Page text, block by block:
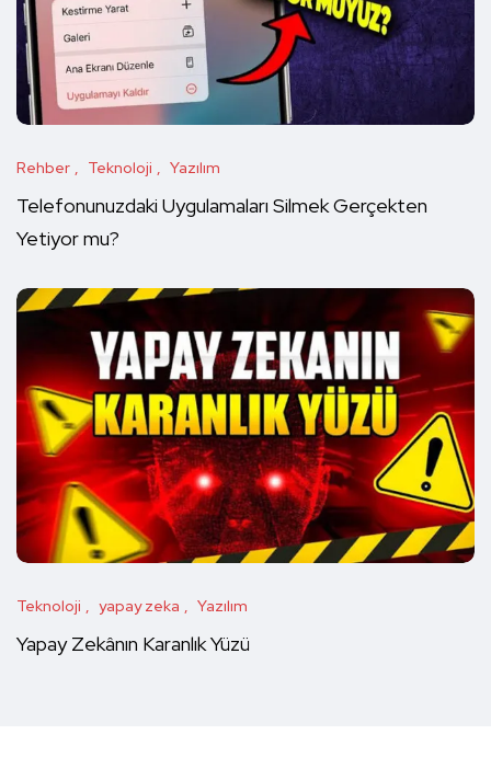
Rehber Teknoloji Yazılım
Telefonunuzdaki Uygulamaları Silmek Gerçekten
Yetiyor mu?
Teknoloji yapay zeka Yazılım
Yapay Zekânın Karanlık Yüzü